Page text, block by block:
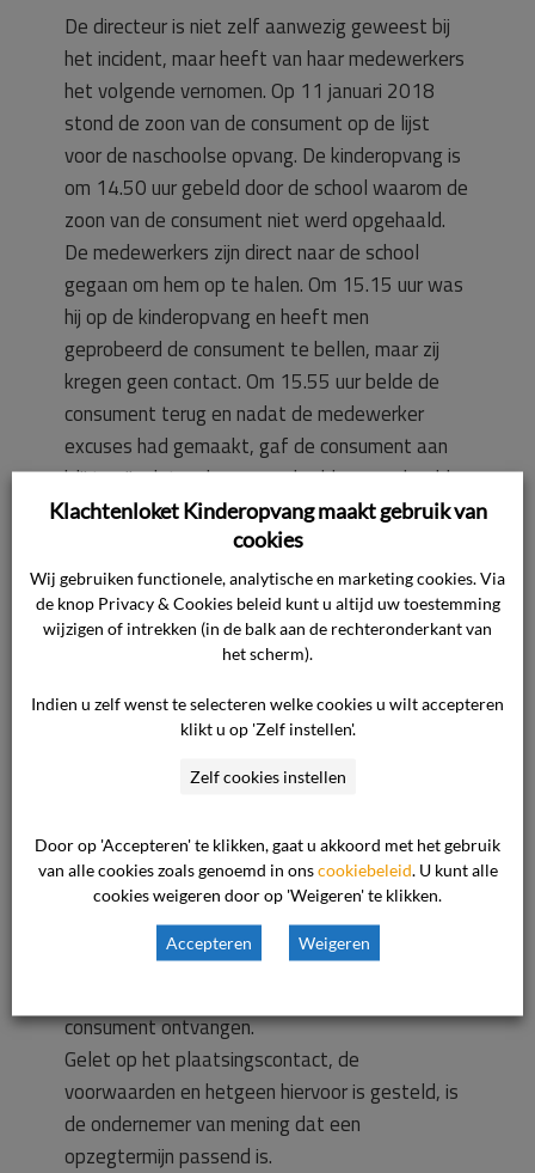
De directeur is niet zelf aanwezig geweest bij
het incident, maar heeft van haar medewerkers
het volgende vernomen. Op 11 januari 2018
stond de zoon van de consument op de lijst
voor de naschoolse opvang. De kinderopvang is
om 14.50 uur gebeld door de school waarom de
zoon van de consument niet werd opgehaald.
De medewerkers zijn direct naar de school
gegaan om hem op te halen. Om 15.15 uur was
hij op de kinderopvang en heeft men
geprobeerd de consument te bellen, maar zij
kregen geen contact. Om 15.55 uur belde de
consument terug en nadat de medewerker
excuses had gemaakt, gaf de consument aan
blij te zijn dat ze haar zoon hadden opgehaald.
Ook gaf de consument aan dat dit kon
gebeuren en dat zij niet boos was.
Op 12 januari 2018 stond de zoon van de
consument ingepland. De consument belde de
opvang echter af omdat de zoon van de
consument ziek was. De directeur was die dag
echter op de school en zag daar de zoon van de
consument in zijn klas zitten. Diezelfde avond
ontving de directeur de e-mail van de
te ontbinden.
De ondernemer heeft via het klachtenloket
Kinderopvang vernomen dat de consument geen
bevestiging van de opzegging had ontvangen.
De directeur heeft deze bevestiging toen
consument ontvangen.
Gelet op het plaatsingscontact, de
voorwaarden en hetgeen hiervoor is gesteld, is
de ondernemer van mening dat een
opzegtermijn passend is.
Klachtenloket Kinderopvang maakt gebruik van
cookies
Wij gebruiken functionele, analytische en marketing cookies. Via
de knop Privacy & Cookies beleid kunt u altijd uw toestemming
wijzigen of intrekken (in de balk aan de rechteronderkant van
het scherm).
Indien u zelf wenst te selecteren welke cookies u wilt accepteren
klikt u op 'Zelf instellen'.
Zelf cookies instellen
Door op 'Accepteren' te klikken, gaat u akkoord met het gebruik
van alle cookies zoals genoemd in onscookiebeleid . U kunt alle
cookies weigeren door op 'Weigeren' te klikken.
Accepteren Weigeren